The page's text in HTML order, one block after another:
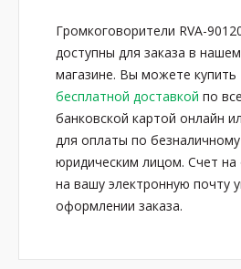
Громкоговорители RVA-
доступны для заказа в
магазине. Вы можете купить
бесплатной доставкой по
банковской картой онлайн
для оплаты по
юридическим лицом. Счет
на вашу электронную почту
оформлении заказа.